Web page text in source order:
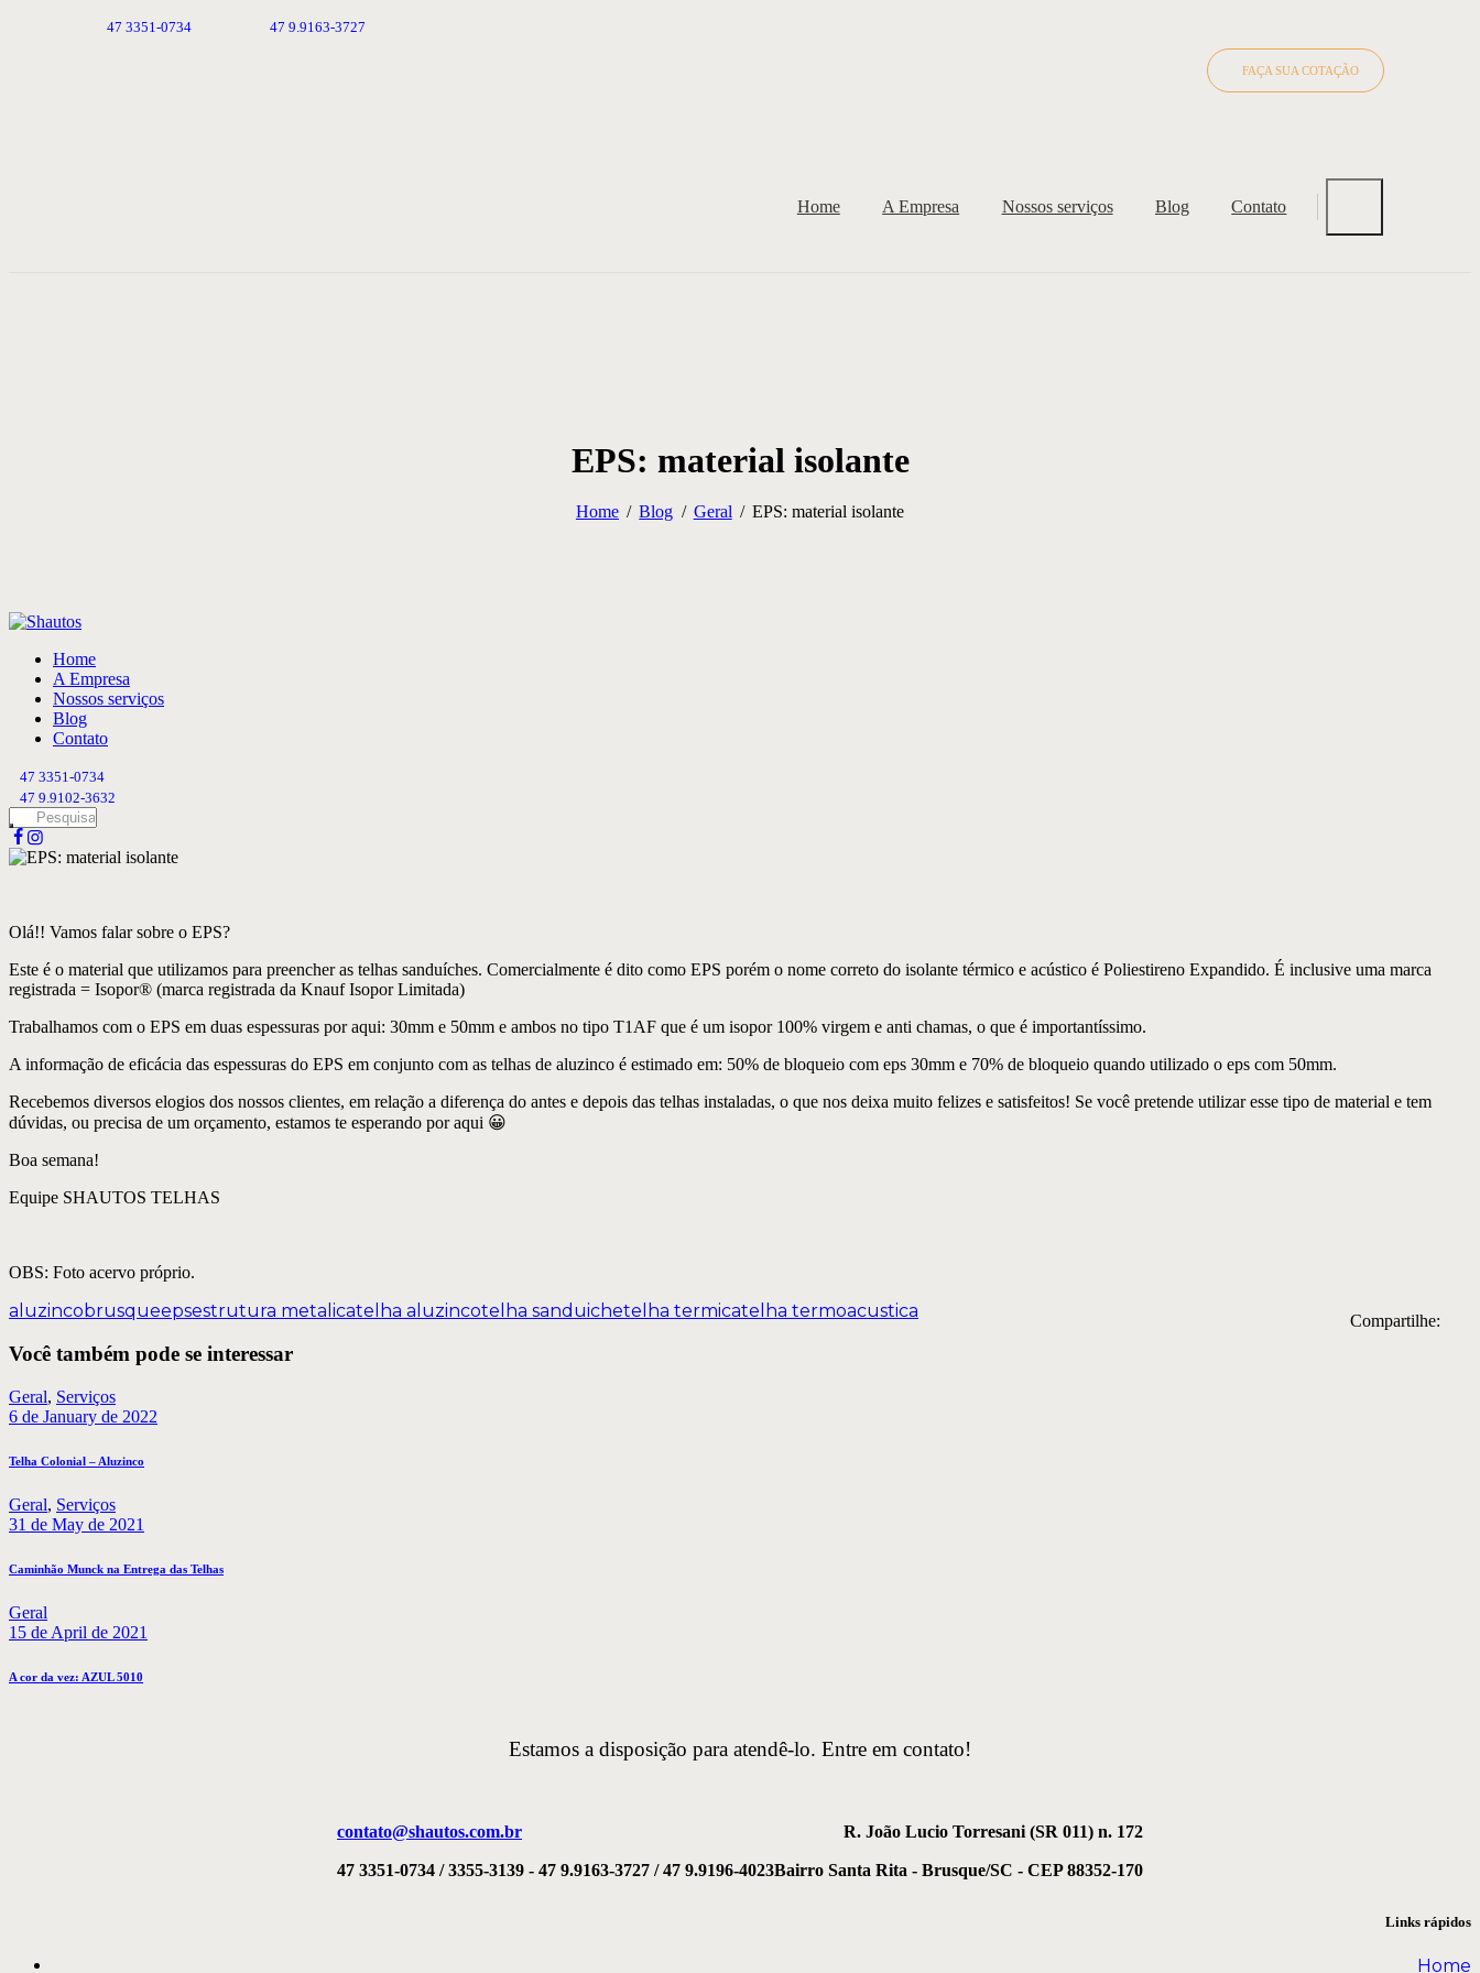
47 3351-0734 47 9.9163-3727
FAÇA SUA COTAÇÃO
Home A Empresa Nossos serviços Blog Contato
EPS: material isolante
Home Blog Geral EPS: material isolante
Home
A Empresa
Nossos serviços
Blog
Contato
47 3351-0734
47 9.9102-3632
Olá!! Vamos falar sobre o EPS?
Este é o material que utilizamos para preencher as telhas sanduíches. Comercialmente é dito como EPS porém o nome correto do isolante térmico e acústico é Poliestireno Expandido. É inclusive uma marca
registrada = Isopor® (marca registrada da Knauf Isopor Limitada)
Trabalhamos com o EPS em duas espessuras por aqui: 30mm e 50mm e ambos no tipo T1AF que é um isopor 100% virgem e anti chamas, o que é importantíssimo.
A informação de eficácia das espessuras do EPS em conjunto com as telhas de aluzinco é estimado em: 50% de bloqueio com eps 30mm e 70% de bloqueio quando utilizado o eps com 50mm.
Recebemos diversos elogios dos nossos clientes, em relação a diferença do antes e depois das telhas instaladas, o que nos deixa muito felizes e satisfeitos! Se você pretende utilizar esse tipo de material e tem
dúvidas, ou precisa de um orçamento, estamos te esperando por aqui 😀
Boa semana!
Equipe SHAUTOS TELHAS
OBS: Foto acervo próprio.
aluzincobrusqueepsestrutura metalicatelha aluzincotelha sanduichetelha termicatelha termoacustica Compartilhe:
Você também pode se interessar
Geral, Serviços
6 de January de 2022
Telha Colonial – Aluzinco
Geral, Serviços
31 de May de 2021
Caminhão Munck na Entrega das Telhas
Geral
15 de April de 2021
A cor da vez: AZUL 5010
Estamos a disposição para atendê-lo. Entre em contato!
contato@shautos.com.br
47 3351-0734 / 3355-3139 - 47 9.9163-3727 / 47 9.9196-4023
R. João Lucio Torresani (SR 011) n. 172
Bairro Santa Rita - Brusque/SC - CEP 88352-170
Links rápidos
Home